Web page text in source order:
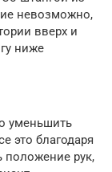
невозможно,
вверх и
ниже
уменьшить
это благодаря
рук,